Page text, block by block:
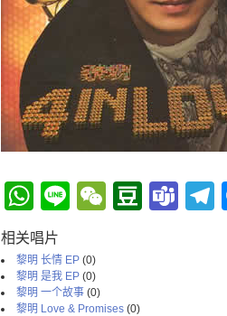
WhatsApp
LineWeChat
相关唱片
黎明 长情 EP (0)
黎明 是我 EP (0)
黎明 一个故事 (0)
黎明 Love & Promises (0)